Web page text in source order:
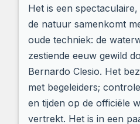
Het is een
de natuur samenkomt
oude techniek: de
zestiende eeuw gewild
Bernardo Clesio. Het
met begeleiders;
en tijden op de officiële
vertrekt. Het is in een